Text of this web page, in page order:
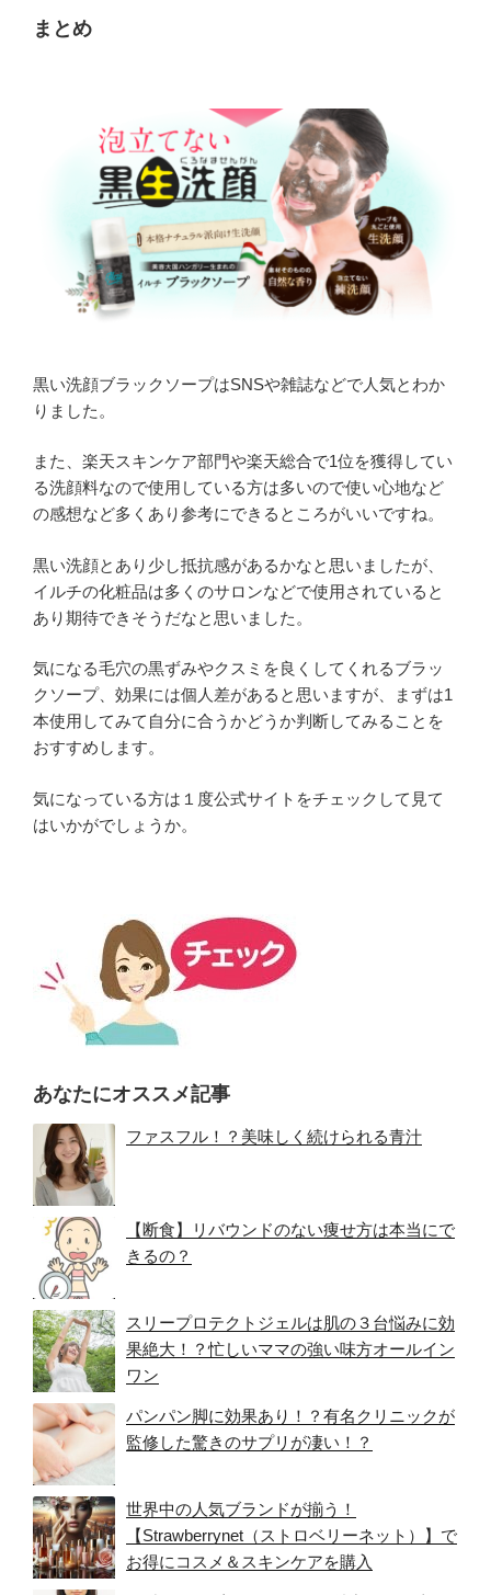
まとめ
黒い洗顔ブラックソープはSNSや雑誌などで人気とわか
りました。
また、楽天スキンケア部門や楽天総合で1位を獲得してい
る洗顔料なので使用している方は多いので使い心地など
の感想など多くあり参考にできるところがいいですね。
黒い洗顔とあり少し抵抗感があるかなと思いましたが、
イルチの化粧品は多くのサロンなどで使用されていると
あり期待できそうだなと思いました。
気になる毛穴の黒ずみやクスミを良くしてくれるブラッ
クソープ、効果には個人差があると思いますが、まずは1
本使用してみて自分に合うかどうか判断してみることを
おすすめします。
気になっている方は１度公式サイトをチェックして見て
はいかがでしょうか。
あなたにオススメ記事
ファスフル！？美味しく続けられる青汁
【断食】リバウンドのない痩せ方は本当にで
きるの？
スリープロテクトジェルは肌の３台悩みに効
果絶大！？忙しいママの強い味方オールイン
ワン
パンパン脚に効果あり！？有名クリニックが
監修した驚きのサプリが凄い！？
世界中の人気ブランドが揃う！
【Strawberrynet（ストロベリーネット）】で
お得にコスメ＆スキンケアを購入